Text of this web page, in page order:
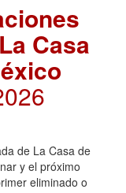
Casa
de La Casa de
y el próximo
eliminado o